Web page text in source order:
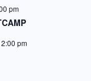
pm
pm